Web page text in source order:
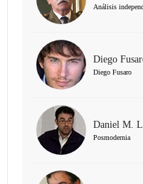
Análisis
Diego
Diego Fusaro
Daniel M.
Posmodernia